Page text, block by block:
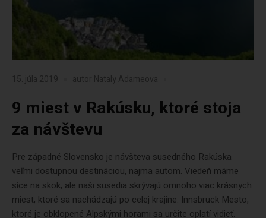
15. júla 2019 autor Nataly Adameova
9 miest v Rakúsku, ktoré stoja
za návštevu
Pre západné Slovensko je návšteva susedného Rakúska
veľmi dostupnou destináciou, najmä autom. Viedeň máme
síce na skok, ale naši susedia skrývajú omnoho viac krásnych
miest, ktoré sa nachádzajú po celej krajine. Innsbruck Mesto,
ktoré je obklopené Alpskými horami sa určite oplatí vidieť.